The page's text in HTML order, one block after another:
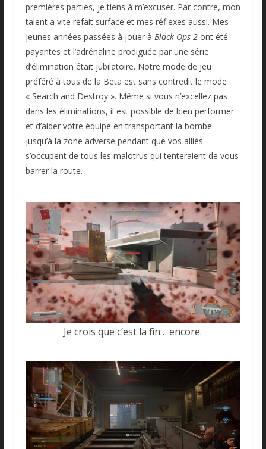
premières parties, je tiens à m’excuser. Par contre, mon
talent a vite refait surface et mes réflexes aussi. Mes
jeunes années passées à jouer à Black Ops 2ont été
payantes et l’adrénaline prodiguée par une série
d’élimination était jubilatoire. Notre mode de jeu
préféré à tous de la Beta est sans contredit le mode
« Search and Destroy ». Même si vous n’excellez pas
dans les éliminations, il est possible de bien performer
et d’aider votre équipe en transportant la bombe
jusqu’à la zone adverse pendant que vos alliés
s’occupent de tous les malotrus qui tenteraient de vous
barrer la route.
Je crois que c’est la fin… encore.